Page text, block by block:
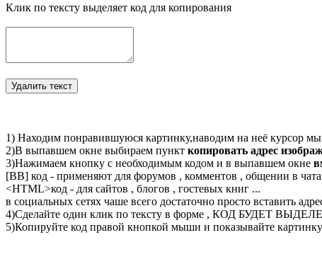
Клик по тексту выделяет код для копирования
1) Находим понравившуюся картинку,наводим на неё курсор
2)В выпавшем окне выбираем пункт копировать адрес
3)Нажимаем кнопку с необходимым кодом и в выпавшем окне
[BB] код - применяют для форумов , комментов , общении в
<HTML>код - для сайтов , блогов , гостевых книг ...
в социальных сетях чаше всего достаточно просто вставить
4)Сделайте один клик по тексту в форме , КОД БУДЕТ
5)Копируйте код правой кнопкой мыши и показывайте